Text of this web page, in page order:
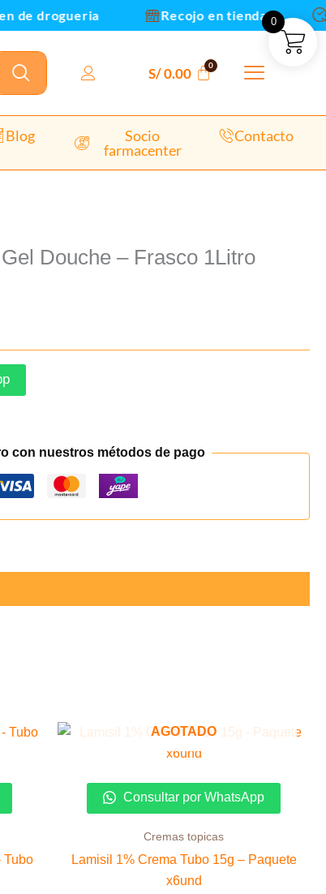
de drogueria Recojo en tienda
S/0.00
Blog
Socio
farmacenter
Contacto
Douche – Frasco 1Litro
con nuestros métodos de pago
Tubo
AGOTADO
Consultar por WhatsApp
Cremas topicas
Lamisil 1% Crema Tubo 15g – Paquete
x6und
0